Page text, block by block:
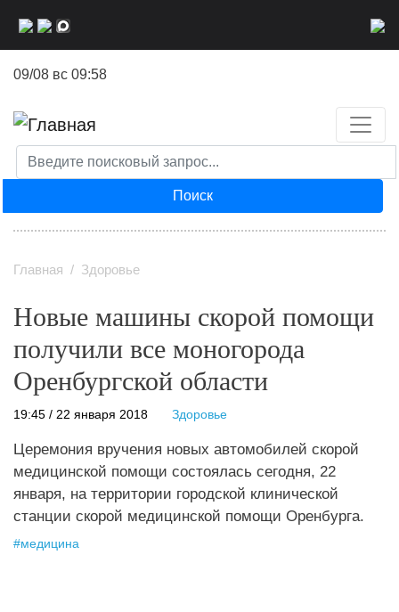
09/08 вс 09:58
Поиск
Главная Здоровье
Новые машины скорой помощи
получили все моногорода
Оренбургской области
19:45 / 22 января 2018 Здоровье
Церемония вручения новых автомобилей скорой
медицинской помощи состоялась сегодня, 22
января, на территории городской клинической
станции скорой медицинской помощи Оренбурга.
#медицина